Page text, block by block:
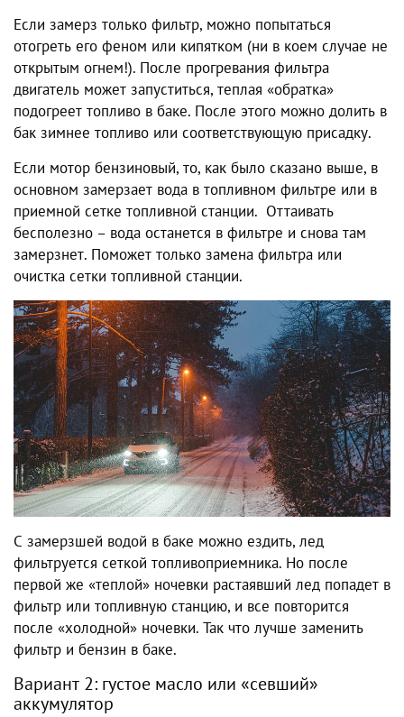
Если замерз только фильтр, можно попытаться
отогреть его феном или кипятком (ни в коем случае не
открытым огнем!). После прогревания фильтра
двигатель может запуститься, теплая «обратка»
подогреет топливо в баке. После этого можно долить в
бак зимнее топливо или соответствующую присадку.
Если мотор бензиновый, то, как было сказано выше, в
основном замерзает вода в топливном фильтре или в
приемной сетке топливной станции. Оттаивать
бесполезно – вода останется в фильтре и снова там
замерзнет. Поможет только замена фильтра или
очистка сетки топливной станции.
С замерзшей водой в баке можно ездить, лед
фильтруется сеткой топливоприемника. Но после
первой же «теплой» ночевки растаявший лед попадет в
фильтр или топливную станцию, и все повторится
после «холодной» ночевки. Так что лучше заменить
фильтр и бензин в баке.
Вариант 2: густое масло или «севший»
аккумулятор